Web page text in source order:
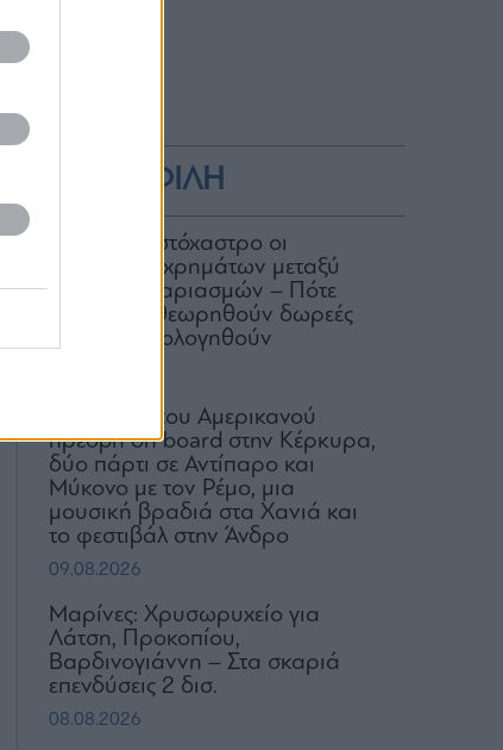
ΔΗΜΟΦΙΛΗ
ΑΑΔΕ: Στο στόχαστρο οι
μεταφορές χρημάτων μεταξύ
κοινών λογαριασμών – Πότε
μπορεί να θεωρηθούν δωρεές
και να φορολογηθούν
H δεξίωση του Αμερικανού
πρέσβη on board στην Κέρκυρα,
δύο πάρτι σε Αντίπαρο και
Μύκονο με τον Ρέμο, μια
μουσική βραδιά στα Χανιά και
το φεστιβάλ στην Άνδρο
09.08.2026
Μαρίνες: Χρυσωρυχείο για
Λάτση, Προκοπίου,
Βαρδινογιάννη – Στα σκαριά
επενδύσεις 2 δισ.
08.08.2026